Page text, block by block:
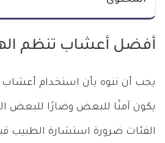
أفضل أعشاب تنظم
يجب أن ننوه بأن استخدام
يكون آمنًا للبعض وضارًا للبعض
الفئات ضرورة استشارة الطبيب